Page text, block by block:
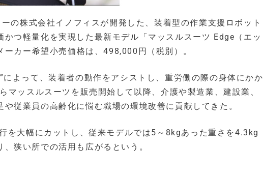
の株式会社イノフィスが開発した、装着型の作業支援ロボット
つ軽量化を実現した最新モデル「マッスルスーツ Edge（エッ
カー希望小売価格は、498,000円（税別）。
よって、装着者の動作をアシストし、重労働の際の身体にかか
ッスルスーツを販売開始して以降、介護や製造業、建設業、
従業員の高齢化に悩む職場の環境改善に貢献してきた。
を大幅にカットし、従来モデルでは5～8kgあった重さを4.3kg
狭い所での活用も広がるという。